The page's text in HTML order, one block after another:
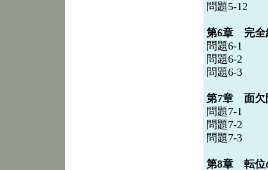
問題5-12
第6章 完全
問題6-1
問題6-2
問題6-3
第7章 面欠
問題7-1
問題7-2
問題7-3
第8章 転位